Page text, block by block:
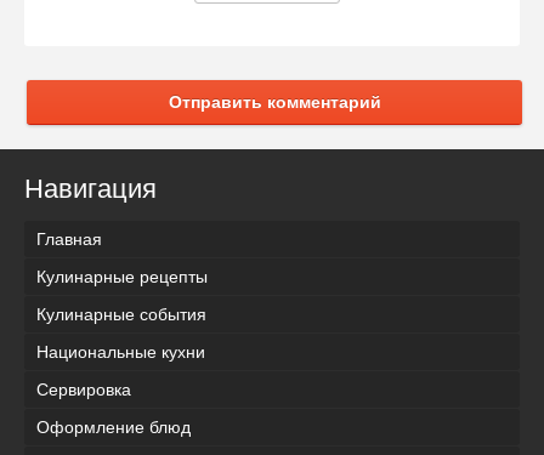
Отправить комментарий
Навигация
Главная
Кулинарные рецепты
Кулинарные события
Национальные кухни
Сервировка
Оформление блюд